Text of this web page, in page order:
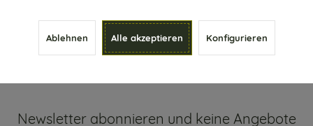
Newsletter abonnieren und keine Angebote
Ablehnen Alle akzeptieren Konfigurieren